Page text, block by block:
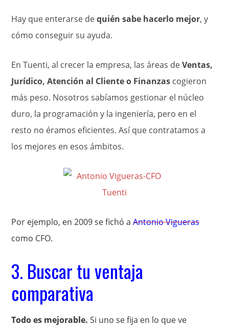
Hay que enterarse dequién sabe hacerlo mejor, y
cómo conseguir su ayuda.
En Tuenti, al crecer la empresa, las áreas deVentas,
Jurídico, Atención al Cliente o Finanzas cogieron
más peso. Nosotros sabíamos gestionar el núcleo
duro, la programación y la ingeniería, pero en el
resto no éramos eficientes. Así que contratamos a
los mejores en esos ámbitos.
Por ejemplo, en 2009 se fichó aAntonio Vigueras
como CFO.
3. Buscar tu ventaja
comparativa
Todo es mejorable. Si uno se fija en lo que ve